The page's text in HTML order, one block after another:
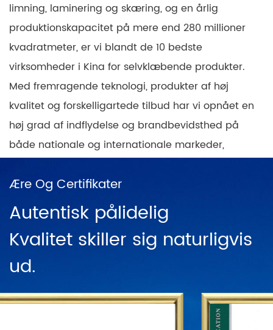
limning, laminering og skæring, og en årlig
produktionskapacitet på mere end 280 millioner
kvadratmeter, er vi blandt de 10 bedste
virksomheder i Kina for selvklæbende produkter.
Med fremragende teknologi, produkter af høj
kvalitet og forskelligartede tilbud har vi opnået en
høj grad af indflydelse og brandbevidsthed på
både nationale og internationale markeder,
landsdækkende dækning af produktsalgssteder
med et positivt og progressivt mindset. I Kina er
der direkte salgsnetværk i Shanghai, Ningbo,
Hangzhou, Chengdu, Harbin, Wuhan, Chongqing,
Guangzhou, Changsha, Beijing og snesevis af
for "PUODEHUA"-mærket på den internationale
arena har vi opbygget et marketingnetværk i
Ære Og Certifikater
Autentisk pålidelig
Kvalitet skiller sig naturligvis
ud.